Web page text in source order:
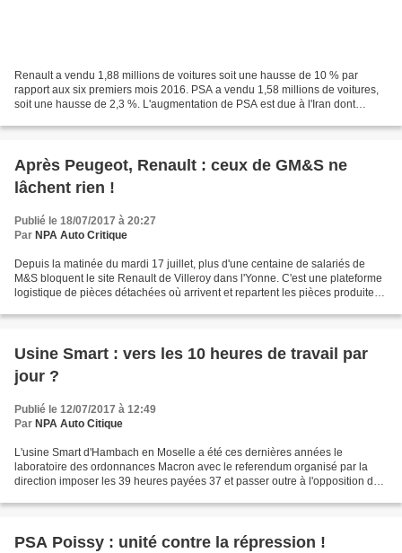
Renault a vendu 1,88 millions de voitures soit une hausse de 10 % par
rapport aux six premiers mois 2016. PSA a vendu 1,58 millions de voitures,
soit une hausse de 2,3 %. L'augmentation de PSA est due à l'Iran dont
Après Peugeot, Renault : ceux de GM&S ne
lâchent rien !
Publié le 18/07/2017 à 20:27
Par NPA Auto Critique
Depuis la matinée du mardi 17 juillet, plus d'une centaine de salariés de
M&S bloquent le site Renault de Villeroy dans l'Yonne. C'est une plateforme
logistique de pièces détachées où arrivent et repartent les pièces produites
Usine Smart : vers les 10 heures de travail par
jour ?
Publié le 12/07/2017 à 12:49
Par NPA Auto Citique
L'usine Smart d'Hambach en Moselle a été ces dernières années le
laboratoire des ordonnances Macron avec le referendum organisé par la
direction imposer les 39 heures payées 37 et passer outre à l'opposition des
PSA Poissy : unité contre la répression !